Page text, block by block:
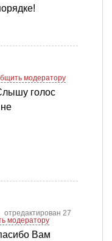
модератору
голос
отредактирован 27
модератору
Вам